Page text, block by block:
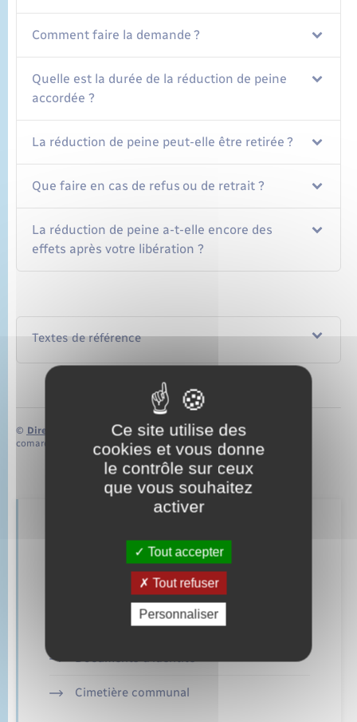
Comment faire la demande ?
Quelle est la durée de la réduction de peine
accordée ?
La réduction de peine peut-elle être retirée ?
Que faire en cas de refus ou de retrait ?
La réduction de peine a-t-elle encore des
effets après votre libération ?
Textes de référence
© Direction de l’information légale et administrative
comarquage developpé par baseo.io
Parrainage civil
Mariage – PACS
Documents d’identité
Cimetière communal
Ce site utilise des
cookies et vous donne
le contrôle sur ceux
que vous souhaitez
activer
Tout accepter
Tout refuser
Personnaliser